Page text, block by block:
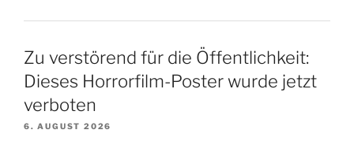
Zu verstörend für die Öffentlichkeit:
Dieses Horrorfilm-Poster wurde jetzt
verboten
6. AUGUST 2026